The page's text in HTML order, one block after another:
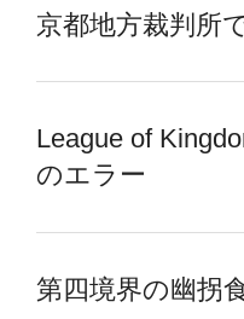
京都地方裁判所
League of
のエラー
第四境界の幽拐